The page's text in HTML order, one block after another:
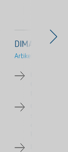
DIMAX 534
Artikelnr.